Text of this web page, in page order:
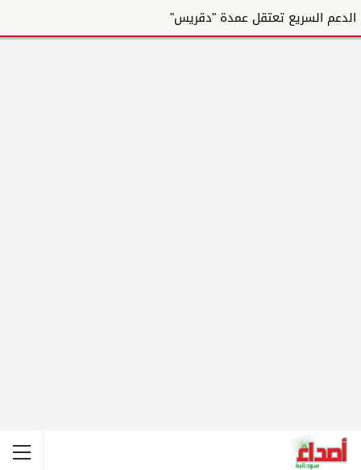
الدعم السريع تعتقل عمدة "دقريس"